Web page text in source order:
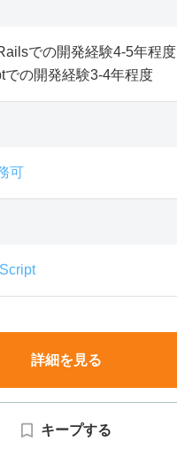
での開発経験4-5年程度
での開発経験3-4年程度
可
キープする
詳細を見る